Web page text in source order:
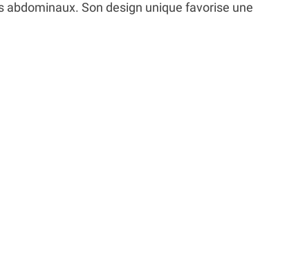
abdominaux. Son design unique favorise une